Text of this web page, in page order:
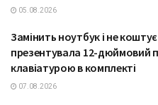
05.08.2026
Замінить ноутбук і не коштує
презентувала 12-дюймовий
клавіатурою в комплекті
07.08.2026